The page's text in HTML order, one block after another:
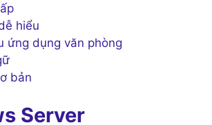
hiểu
ứng dụng văn phòng
bản
Server